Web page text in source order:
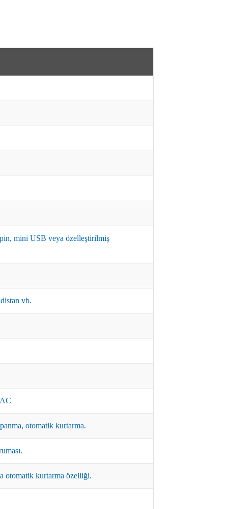
mini USB veya özelleştirilmiş
vb.
otomatik kurtarma.
otomatik kurtarma özelliği.